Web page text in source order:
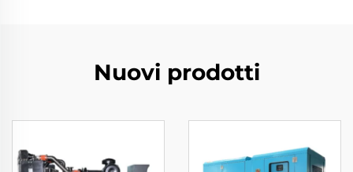
Nuovi prodotti